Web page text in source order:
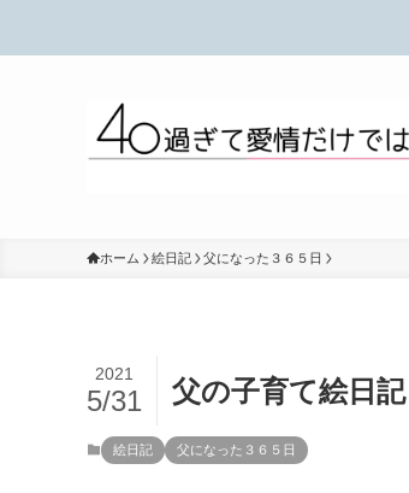
ホーム 絵日記 父になった３６５日
父の子育て絵日
2021
5/31
絵日記 父になった３６５日